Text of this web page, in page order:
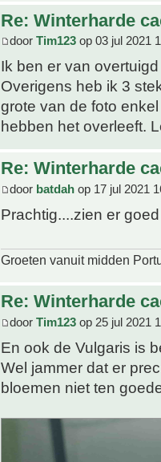
Re: Winterharde
door Tim123 op 03 jul 2021
Ik ben er van
Overigens heb ik 3
grote van de foto
hebben het overleeft.
Re: Winterharde
door batdah op 17 jul 2021
Prachtig....zien er
Groeten vanuit midden
Re: Winterharde
door Tim123 op 25 jul 2021
En ook de Vulgaris is
Wel jammer dat er
bloemen niet ten